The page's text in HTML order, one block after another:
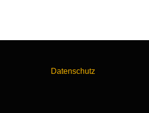
Datenschutz